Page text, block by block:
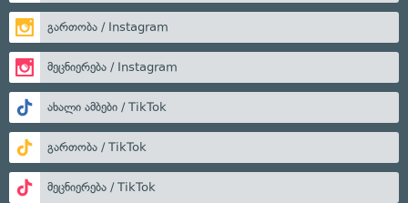
გართობა / Instagram
მეცნიერება / Instagram
ახალი ამბები / TikTok
გართობა / TikTok
მეცნიერება / TikTok